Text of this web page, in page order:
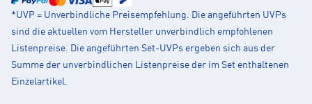
*UVP = Unverbindliche Preisempfehlung. Die angeführten UVPs
sind die aktuellen vom Hersteller unverbindlich empfohlenen
Listenpreise. Die angeführten Set-UVPs ergeben sich aus der
Summe der unverbindlichen Listenpreise der im Set enthaltenen
Einzelartikel.